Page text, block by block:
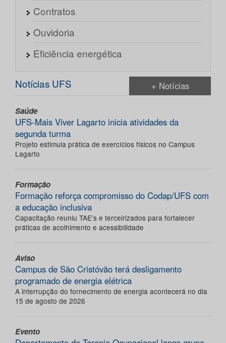
Contratos
Ouvidoria
Eficiência energética
Notícias UFS + Notícias
Saúde
UFS-Mais Viver Lagarto inicia atividades da
segunda turma
Projeto estimula prática de exercícios físicos no Campus
Lagarto
Formação
Formação reforça compromisso do Codap/UFS com
a educação inclusiva
Capacitação reuniu TAE’s e terceirizados para fortalecer
práticas de acolhimento e acessibilidade
Aviso
Campus de São Cristóvão terá desligamento
programado de energia elétrica
A interrupção do fornecimento de energia acontecerá no dia
15 de agosto de 2026
Evento